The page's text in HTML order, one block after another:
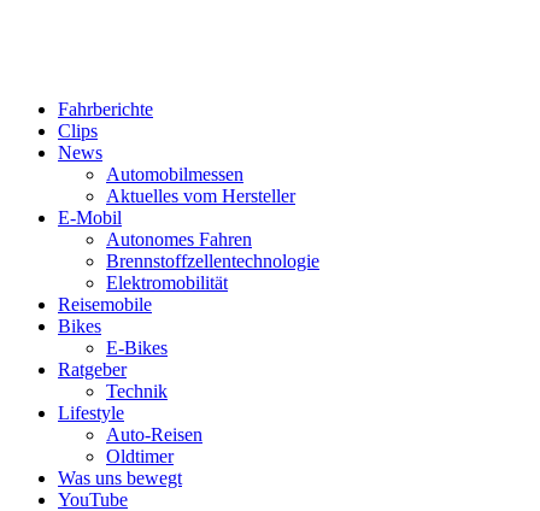
Fahrberichte
Clips
News
Automobilmessen
Aktuelles vom Hersteller
E-Mobil
Autonomes Fahren
Brennstoffzellentechnologie
Elektromobilität
Reisemobile
Bikes
E-Bikes
Ratgeber
Technik
Lifestyle
Auto-Reisen
Oldtimer
Was uns bewegt
YouTube